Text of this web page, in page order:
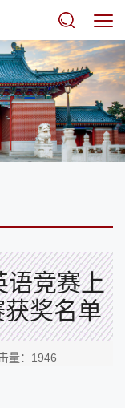
语竞赛上
奖名单
： 1946